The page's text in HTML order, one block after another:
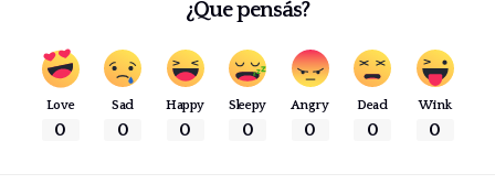
¿Que pensás?
Love
0
Sad
0
Happy
0
Sleepy
0
Angry
0
Dead
0
Wink
0